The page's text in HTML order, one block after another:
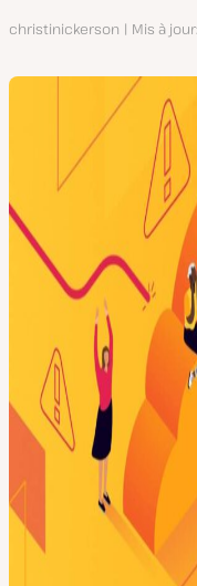
Auteur
christinickerson Mis à jour